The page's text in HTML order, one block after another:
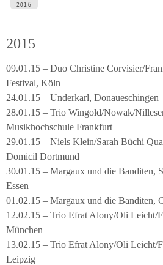
2016
2015
09.01.15 – Duo Christine Corvisier/
Festival, Köln
24.01.15 – Underkarl, Donaueschingen
28.01.15 – Trio Wingold/Nowak/
Musikhochschule Frankfurt
29.01.15 – Niels Klein/Sarah Büchi
Domicil Dortmund
30.01.15 – Margaux und die Banditen,
Essen
01.02.15 – Margaux und die Banditen,
12.02.15 – Trio Efrat Alony/Oli Leicht/
München
13.02.15 – Trio Efrat Alony/Oli Leicht/
Leipzig